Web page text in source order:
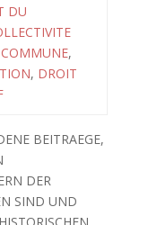
DU
COMMUNE,
, DROIT
BEITRAEGE,
DER
SIND UND